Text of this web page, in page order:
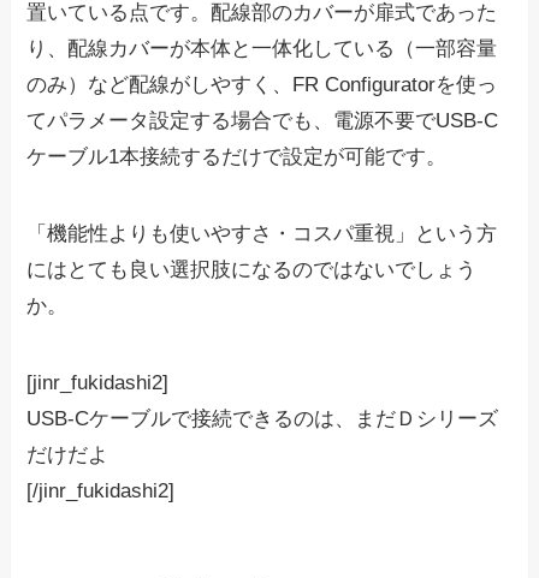
置いている点です。配線部のカバーが扉式であった
り、配線カバーが本体と一体化している（一部容量
のみ）など配線がしやすく、FR Configuratorを使っ
てパラメータ設定する場合でも、電源不要でUSB-C
ケーブル1本接続するだけで設定が可能です。
「機能性よりも使いやすさ・コスパ重視」という方
にはとても良い選択肢になるのではないでしょう
か。
[jinr_fukidashi2]
USB-Cケーブルで接続できるのは、まだＤシリーズ
だけだよ
[/jinr_fukidashi2]